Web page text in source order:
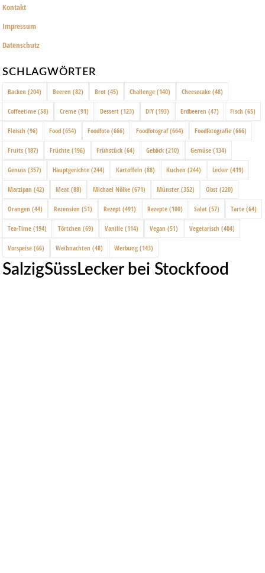
Kontakt
Impressum
Datenschutz
SCHLAGWÖRTER
Backen (204) Beeren (82) Brot (45) Challenge (140) Cheesecake (48)
Coffeetime (58) Creme (91) Dessert (123) DIY (193) Erdbeeren (47) Fisch (65)
Fleisch (96) Food (654) Foodfoto (666) Foodfotograf(664) Foodfotografie (666)
Fruits (187) Früchte (196) Frühstück (64) Gebäck (210) Gemüse (134)
Genuss (357) Hauptgerichte (244) Kartoffeln (88) Kuchen (244) Lecker (419)
Marzipan (42) Meat (88) Michael Nölke (671) Münster (352) Obst (220)
Orangen (44) Rezension (51) Rezept (491) Rezepte (100) Salat (57) Tarte (64)
Tea-Time (194) Törtchen (69) Vanille (114) Vegan (51) Vegetarisch (404)
Vorspeise (66) Weihnachten (48) Werbung (143)
SalzigSüssLecker bei Stockfood